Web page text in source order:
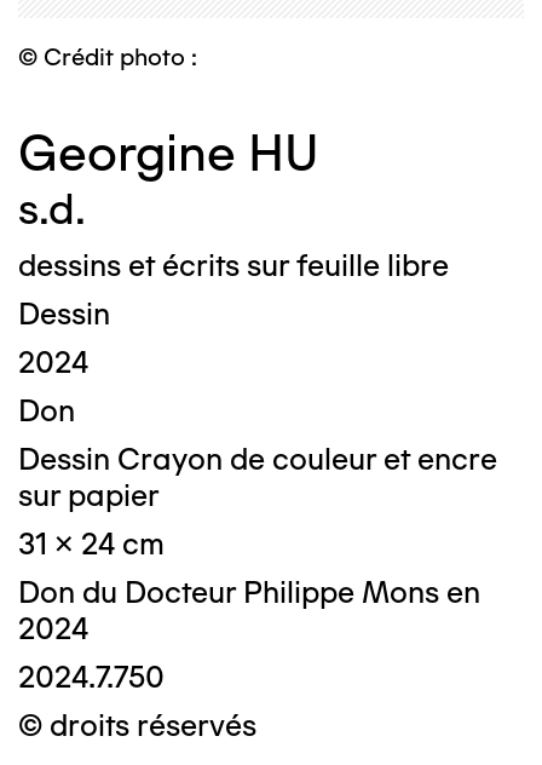
© Crédit photo :
Georgine HU
s.d.
dessins et écrits sur feuille libre
Dessin
2024
Don
Dessin Crayon de couleur et encre
sur papier
31 x 24 cm
Don du Docteur Philippe Mons en
2024
2024.7.750
© droits réservés